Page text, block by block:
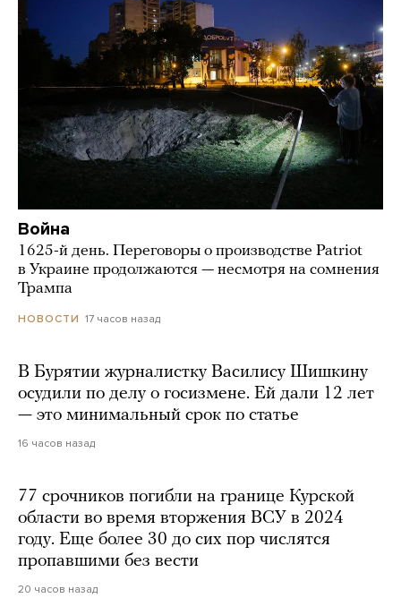
Война
1625-й день. Переговоры о производстве Patriot
в Украине продолжаются — несмотря на сомнения
Трампа
НОВОСТИ 17 часов назад
В Бурятии журналистку Василису Шишкину
осудили по делу о госизмене. Ей дали 12 лет
— это минимальный срок по статье
16 часов назад
77 срочников погибли на границе Курской
области во время вторжения ВСУ в 2024
году. Еще более 30 до сих пор числятся
пропавшими без вести
20 часов назад